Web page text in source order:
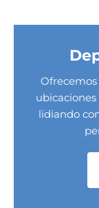
lidiando